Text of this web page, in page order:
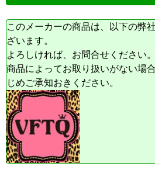
このメーカーの商品は、以下の弊
ざいます。
よろしければ、お問合せください。
商品によってお取り扱いがない場
じめご承知おきください。